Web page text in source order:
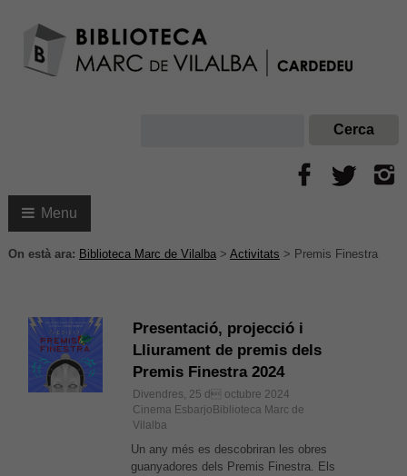
Menu
On està ara: Biblioteca Marc de Vilalba> Activitats > Premis Finestra
Presentació, projecció i
Lliurament de premis dels
Premis Finestra 2024
Divendres, 25 d octubre 2024
Cinema EsbarjoBiblioteca Marc de
Vilalba
Un any més es descobriran les obres
guanyadores dels Premis Finestra. Els